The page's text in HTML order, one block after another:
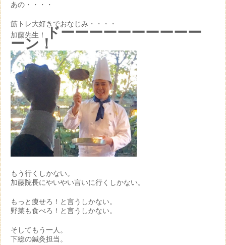
あの・・・・
筋トレ大好きでおなじみ・・・・
加藤先生！ ドーーーーーーーーーー
ーン！
もう行くしかない。
加藤院長にやいやい言いに行くしかない。
もっと痩せろ！と言うしかない。
野菜も食べろ！と言うしかない。
そしてもう一人。
下総の鍼灸担当。